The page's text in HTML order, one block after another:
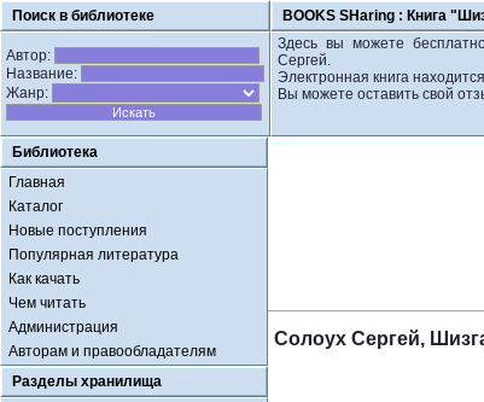
Поиск в библиотеке BOOKS SHaring : Книга
Автор:
Название:
Жанр:
Здесь вы можете
Сергей.
Электронная книга
Вы можете оставить свой
Библиотека
Главная
Каталог
Новые поступления
Популярная литература
Как качать
Чем читать
Администрация
Авторам и правообладателям
Разделы хранилища
Солоух Сергей,